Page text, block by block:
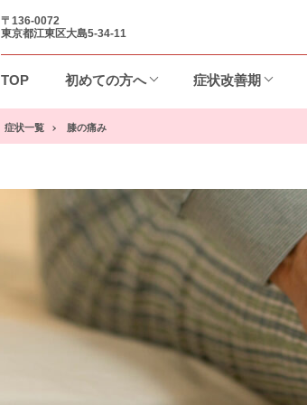
〒136-0072
東京都江東区大島5-34-11
TOP 初めての方へ 症状改善期
症状一覧 膝の痛み